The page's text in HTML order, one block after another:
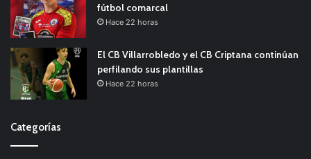
fútbol comarcal
Hace 22 horas
El CB Villarrobledo y el CB Criptana continúan
perfilando sus plantillas
Hace 22 horas
Categorías